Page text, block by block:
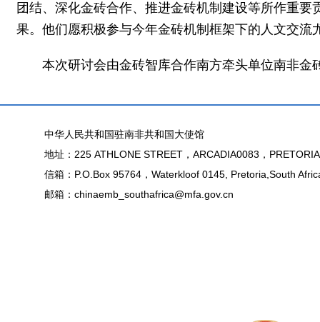
团结、深化金砖合作、推进金砖机制建设等所作重
果。他们愿积极参与今年金砖机制框架下的人文交
本次研讨会由金砖智库合作南方牵头单位南非
中华人民共和国驻南非共和国大使馆
地址：225 ATHLONE STREET，ARCADIA0083，
信箱：P.O.Box 95764，Waterkloof 0145, Pretoria,South
邮箱：chinaemb_southafrica@mfa.gov.cn